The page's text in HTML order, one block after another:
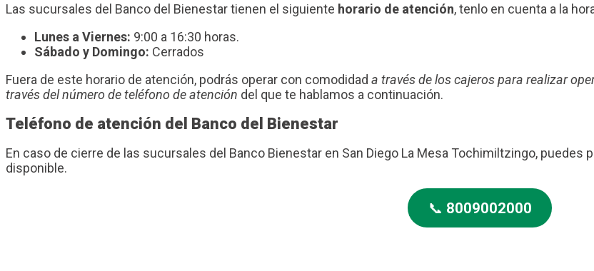
Las sucursales del Banco del Bienestar tienen el siguiente horario de atención, tenlo en cuenta a la
Lunes a Viernes: 9:00 a 16:30 horas.
Sábado y Domingo: Cerrados
Fuera de este horario de atención, podrás operar con comodidad a través de los cajeros para realizar
través del número de teléfono de atención del que te hablamos a continuación.
Teléfono de atención del Banco del Bienestar
En caso de cierre de las sucursales del Banco Bienestar en San Diego La Mesa Tochimiltzingo, puedes
disponible.
📞 8009002000